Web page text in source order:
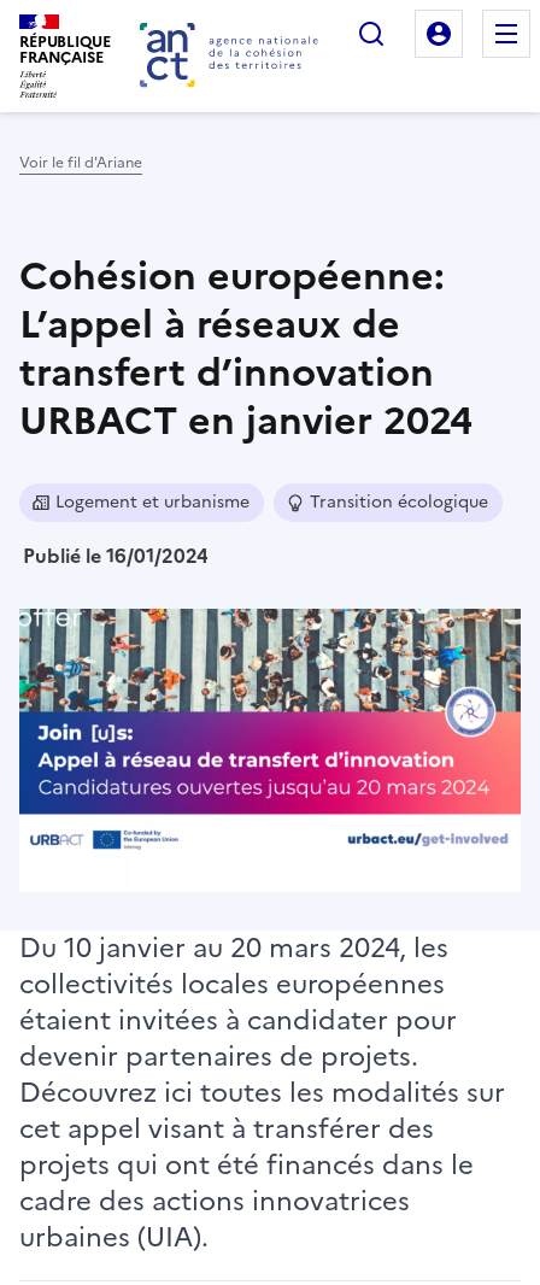
RÉPUBLIQUE
FRANÇAISE
Rechercher
Mon
Voir le fil d'Ariane
Cohésion européenne:
L’appel à réseaux de
transfert d’innovation
URBACT en janvier 2024
Logement et urbanisme Transition écologique
Publié le 16/01/2024
Image
Du 10 janvier au 20 mars 2024, les
collectivités locales européennes
étaient invitées à candidater pour
devenir partenaires de projets.
Découvrez ici toutes les modalités sur
cet appel visant à transférer des
projets qui ont été financés dans le
cadre des actions innovatrices
urbaines (UIA).